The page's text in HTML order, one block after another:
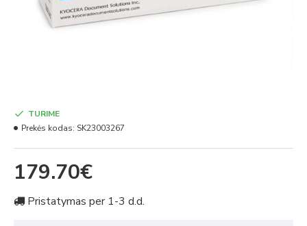
179.70€
TURIME
Prekės kodas: SK23003267
Pristatymas per 1-3 d.d.